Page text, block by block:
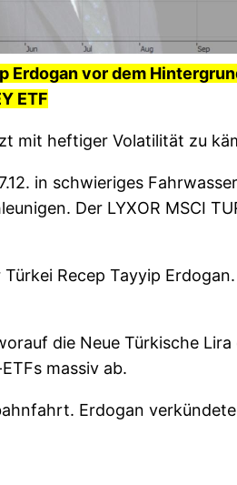
Erdogan vor dem
ETF
mit heftiger Volatilität zu
in schwieriges
Der LYXOR MSCI
Türkei Recep Tayyip
die Neue Türkische
massiv ab.
Erdogan